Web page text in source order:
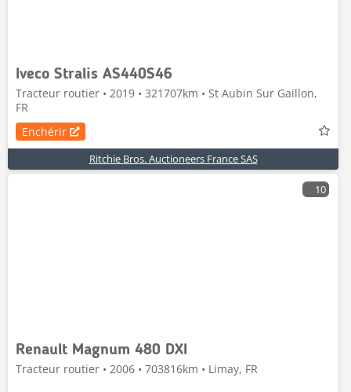
Iveco Stralis AS440S46
Tracteur routier • 2019 • 321707km • St Aubin Sur Gaillon,
FR
Enchérir
Ritchie Bros. Auctioneers France SAS
10
Renault Magnum 480 DXI
Tracteur routier • 2006 • 703816km • Limay, FR